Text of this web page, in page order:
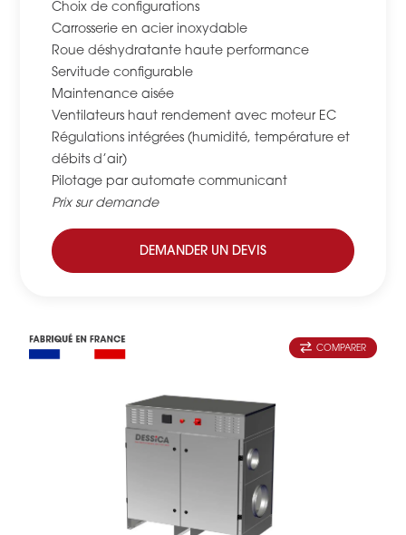
COMPARER
Choix de configurations
Carrosserie en acier inoxydable
Roue déshydratante haute performance
Servitude configurable
Maintenance aisée
Ventilateurs haut rendement avec moteur EC
Régulations intégrées (humidité, température et
débits d’air)
Pilotage par automate communicant
Prix sur demande
DEMANDER UN DEVIS